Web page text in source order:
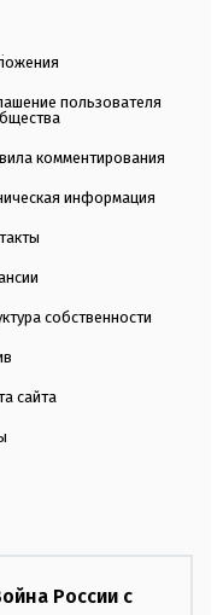
пользователя
комментирования
информация
собственности
сайта
России с